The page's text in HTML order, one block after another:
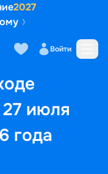
2027
Войти
июля
года
Маршрут и